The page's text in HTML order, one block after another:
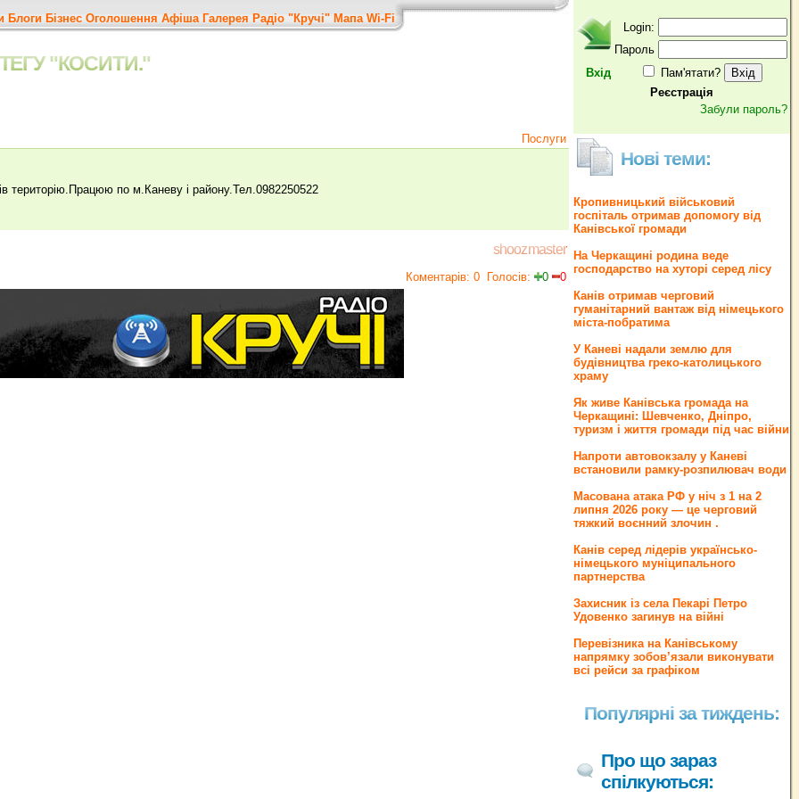
Блоги Бізнес Оголошення Афіша Галерея Радіо "Кручі" Мапа Wi-Fi
"КОСИТИ."
Послуги
територію.Працюю по м.Каневу і району.Тел.0982250522
shoozmaster
Коментарів: 0 Голосів: 0 0
Вхід
Login:
Пароль
Пам'ятати?
Реєстрація
Забули пароль?
Нові теми:
Кропивницький військовий
госпіталь отримав допомогу від
Канівської громади
На Черкащині родина веде
господарство на хуторі серед лісу
Канів отримав черговий
гуманітарний вантаж від німецького
міста-побратима
У Каневі надали землю для
будівництва греко‐католицького
храму
Як живе Канівська громада на
Черкащині: Шевченко, Дніпро,
туризм і життя громади під час війни
Напроти автовокзалу у Каневі
встановили рамку-розпилювач води
Масована атака РФ у ніч з 1 на 2
липня 2026 року — це черговий
тяжкий воєнний злочин .
Канів серед лідерів українсько-
німецького муніципального
партнерства
Захисник із села Пекарі Петро
Удовенко загинув на війні
Перевізника на Канівському
напрямку зобов’язали виконувати
всі рейси за графіком
Популярні за тиждень:
Про що зараз
спілкуються: